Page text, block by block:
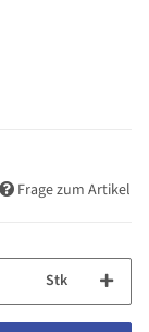
Frage zum Artikel
Stk